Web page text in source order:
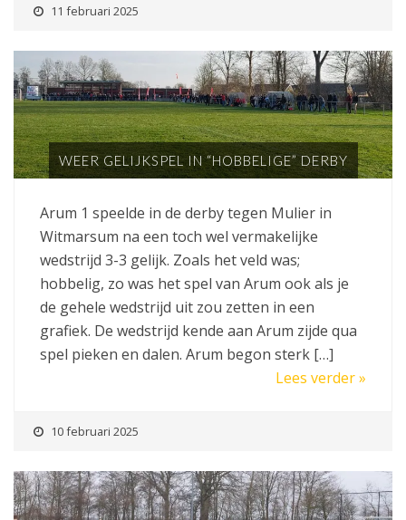
11 februari 2025
WEER GELIJKSPEL IN “HOBBELIGE” DERBY
Arum 1 speelde in de derby tegen Mulier in
Witmarsum na een toch wel vermakelijke
wedstrijd 3-3 gelijk. Zoals het veld was;
hobbelig, zo was het spel van Arum ook als je
de gehele wedstrijd uit zou zetten in een
grafiek. De wedstrijd kende aan Arum zijde qua
spel pieken en dalen. Arum begon sterk […]
Lees verder »
10 februari 2025